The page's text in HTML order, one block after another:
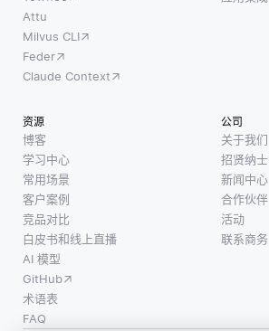
Attu
Milvus CLI
Feder
Claude Context
资源
博客
学习中心
常用场景
客户案例
竞品对比
白皮书和线上直播
AI 模型
GitHub
术语表
FAQ
公司
关于我们
招贤纳士
新闻中心
合作伙伴
活动
联系商务